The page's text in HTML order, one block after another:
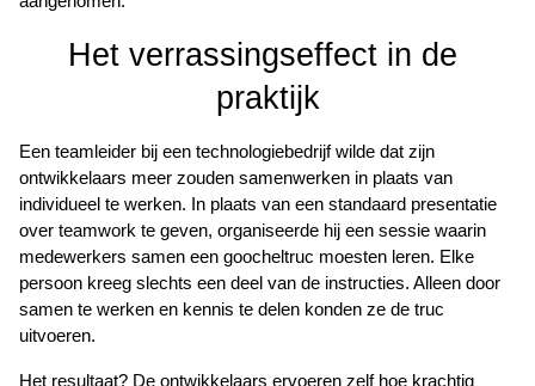
Het verrassingseffect in de
praktijk
Een teamleider bij een technologiebedrijf wilde dat zijn
ontwikkelaars meer zouden samenwerken in plaats van
individueel te werken. In plaats van een standaard presentatie
over teamwork te geven, organiseerde hij een sessie waarin
medewerkers samen een goocheltruc moesten leren. Elke
persoon kreeg slechts een deel van de instructies. Alleen door
samen te werken en kennis te delen konden ze de truc
uitvoeren.
Het resultaat? De ontwikkelaars ervoeren zelf hoe krachtig